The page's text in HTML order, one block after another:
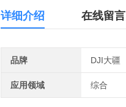
详细介绍 在线留言
品牌 DJI大疆
应用领域 综合